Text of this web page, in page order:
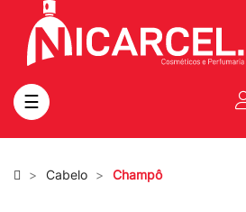
Toggle
navigation
☰
Cabelo Champô